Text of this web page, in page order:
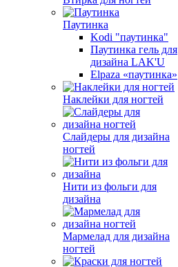
Паутинка
Kodi "паутинка"
Паутинка гель для
дизайна LAK'U
Elpaza «паутинка»
Наклейки для ногтей
Слайдеры для дизайна
ногтей
Нити из фольги для
дизайна
Мармелад для дизайна
ногтей